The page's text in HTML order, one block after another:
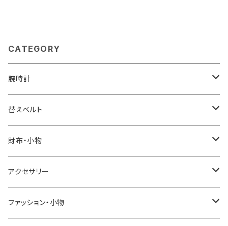
CATEGORY
腕時計
ELGIN
SALVATORE MARRA
CASIO
GRANDEUR
替えベルト
COACH
DANIEL WELLINGTON
LACOSTE
財布・小物
SONNE
DUCT
アクセサリー
GUCCI
ファッション・小物